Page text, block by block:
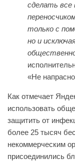
сделать
только с
но и
«Не
Как отмечает
использовать
защитить от
более 25 тысяч
некоммерческим
присоединились